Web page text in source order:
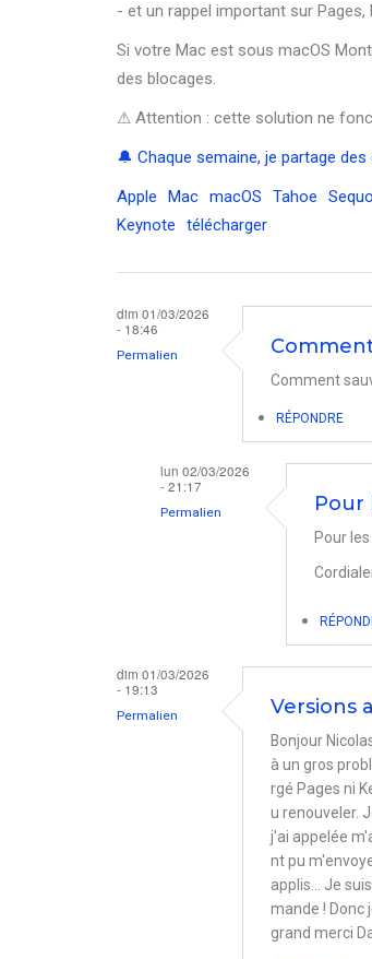
- et un rappel important sur Pages,
Si votre Mac est sous macOS
des blocages.
⚠ Attention : cette solution ne
🔔 Chaque semaine, je partage
Apple
Mac macOS Tahoe
Keynote
télécharger
dim 01/03/2026
- 18:46
Permalien
Comment
RÉPONDRE
lun 02/03/2026
- 21:17
Permalien
sauvegarder
Pour
Pour
dim 01/03/2026
- 19:13
Permalien Versions
Bonjour
à un gros
rgé Pages ni
u renouveler.
j'ai appelée
nt pu
applis... Je
mande ! Donc
grand merci